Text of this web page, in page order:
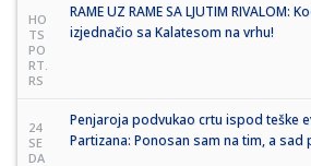
HO
TS
PO
RT.
RS
RAME UZ RAME SA LJUTIM RIVALOM:
izjednačio sa Kalatesom na vrhu!
24
SE
DA
Penjaroja podvukao crtu ispod teške
Partizana: Ponosan sam na tim, a sad